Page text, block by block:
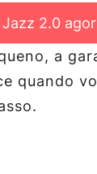
2.0
a
quando